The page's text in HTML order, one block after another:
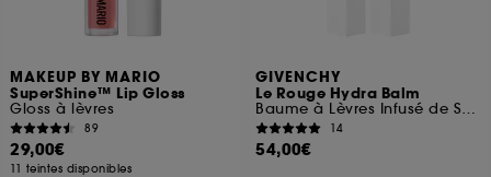
MAKEUP BY MARIO
SuperShine™ Lip Gloss
Gloss à lèvres
89
29,00€
11 teintes disponibles
GIVENCHY
Le Rouge Hydra Balm
Baume à Lèvres Infusé de Soin Réactif au pH
14
54,00€